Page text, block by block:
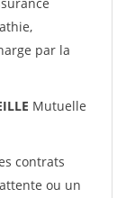
par la
Mutuelle
contrats
ou un